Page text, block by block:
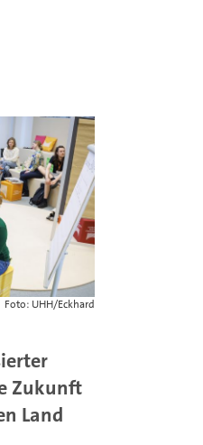
Foto: UHH/Eckhard
Zukunft
Land